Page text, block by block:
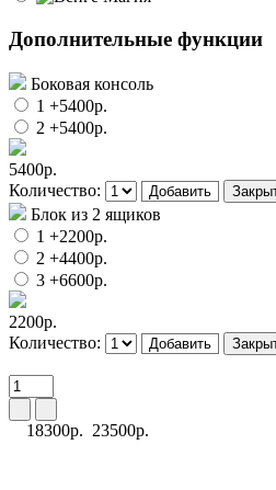
Дополнительные функции
Боковая консоль
1 +5400р.
2 +5400р.
5400р.
Количество:
Добавить
Блок из 2 ящиков
1 +2200р.
2 +4400р.
3 +6600р.
2200р.
Количество:
Добавить
18300р. 23500р.